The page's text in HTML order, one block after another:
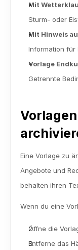
Mit
Sturm- oder
Mit Hinweis
Information für
Vorlage
Getrennte
Eine Vorlage zu
Angebote und
behalten ihren
Wenn du eine
Öffne die
Entferne das